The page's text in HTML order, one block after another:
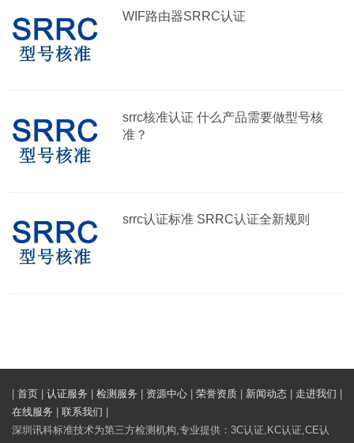
​WIF路由器SRRC认证
srrc核准认证 什么产品需要做型号核
准？
srrc认证标准 SRRC认证全新规则
首页 认证服务 检测服务 资源中心 荣誉资质 新闻动态 走进我们
在线服务
联系我们
深圳讯科标准技术为第三方检测机构,专业提供：3C认证,KC认证,CE认